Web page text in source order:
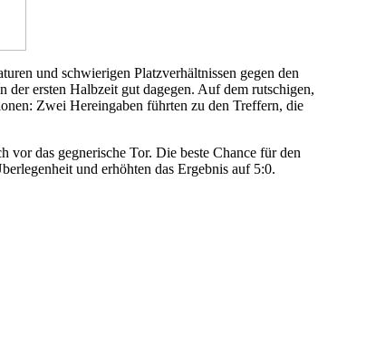
und schwierigen Platzverhältnissen gegen den
ersten Halbzeit gut dagegen. Auf dem rutschigen,
Zwei Hereingaben führten zu den Treffern, die
das gegnerische Tor. Die beste Chance für den
und erhöhten das Ergebnis auf 5:0.